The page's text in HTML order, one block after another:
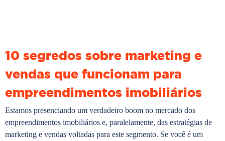
10 segredos sobre marketing e
vendas que funcionam para
empreendimentos imobiliários
Estamos presenciando um verdadeiro boom no mercado dos
empreendimentos imobiliários e, paralelamente, das estratégias de
marketing e vendas voltadas para este segmento. Se você é um